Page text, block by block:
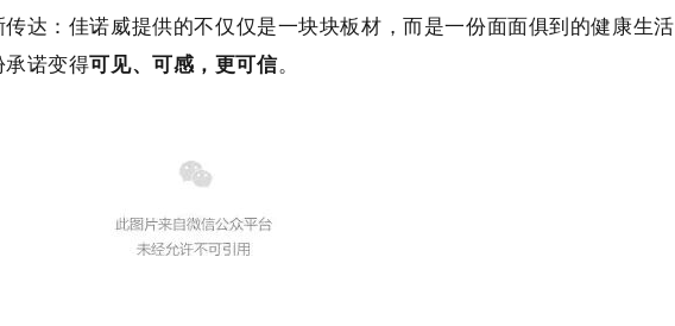
达：佳诺威提供的不仅仅是一块块板材，而是一份面面俱到的健康生活
承诺变得可见、可感，更可信。